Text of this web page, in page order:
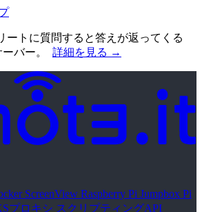
ートに質問すると答えが返ってくる
バー。 詳細を見る →
ScreenView Raspberry Pi Jumpbox Pi
プロキシ スクリプティングAPI